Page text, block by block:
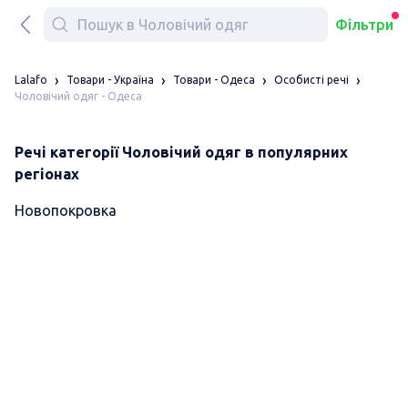
Фільтри
Lalafo Товари - Україна Товари - Одеса
Особисті речі
Чоловічий одяг - Одеса
Речі категорії Чоловічий одяг в популярних
регіонах
Новопокровка